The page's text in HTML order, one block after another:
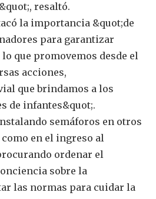
resaltó.
la importancia &quot;de
para garantizar
que promovemos desde el
acciones,
que brindamos a los
de infantes&quot;.
semáforos en otros
en el ingreso al
ordenar el
sobre la
las normas para cuidar la